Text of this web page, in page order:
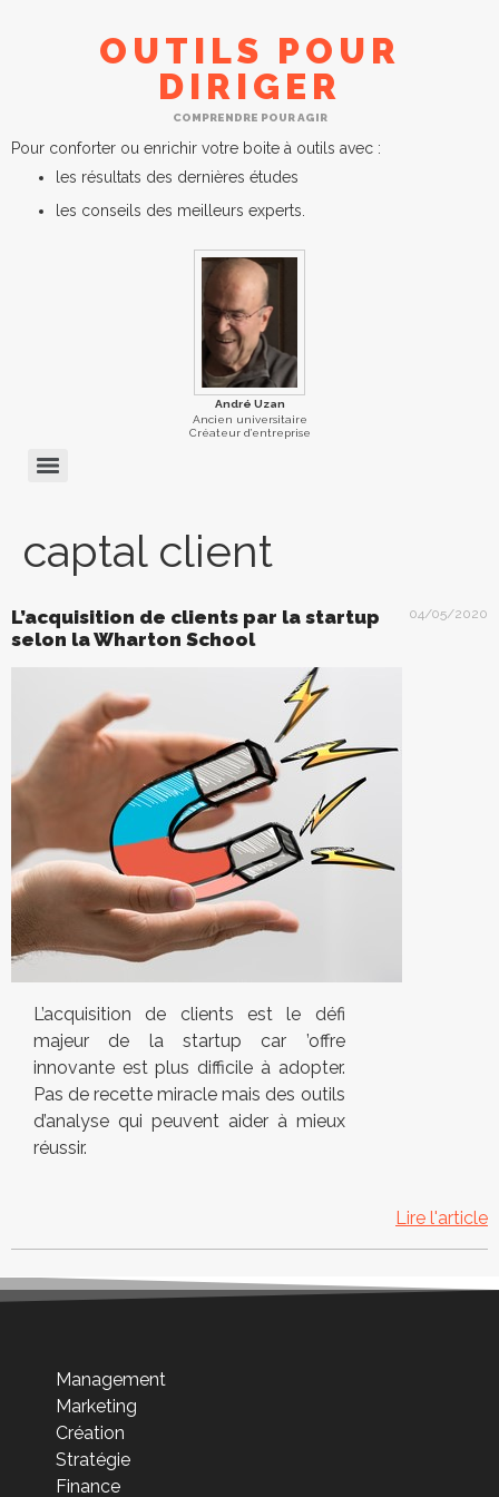
OUTILS POUR
DIRIGER
COMPRENDRE POUR AGIR
Pour conforter ou enrichir votre boite à outils avec :
les résultats des dernières études
les conseils des meilleurs experts.
André Uzan
Ancien universitaire
Créateur d’entreprise
captal client
L’acquisition de clients par la startup
selon la Wharton School
04/05/2020
L’acquisition de clients est le défi
majeur de la startup car ’offre
innovante est plus difficile à adopter.
Pas de recette miracle mais des outils
d’analyse qui peuvent aider à mieux
réussir.
Lire l'article
Management
Marketing
Création
Stratégie
Finance